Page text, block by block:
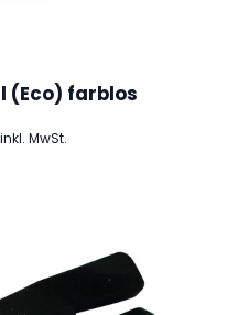
(Eco) farblos
inkl. MwSt.